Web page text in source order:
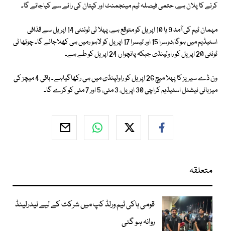
کرنے کا پلان ہے، حتمی فیصلہ ٹیم مینجمنٹ اور کپتان کی رائے سے کیاجائے گا۔
مہمان ٹیم کی آمد 9 یا 10 اپریل کو متوقع ہے، پہلا ٹی ٹوئنٹی 14 اپریل سے قذافی
اسٹیڈیم میں ہوگا،دوسرا 15 اور تیسرا 17 اپریل کو لاہو رمیں ہی کھلاجائے گا۔ چوتھا ٹی
ٹوئٹی 20 اپریل کو راولپنڈی جبکہ پانچواں 24 اپریل کو طے ہے۔
ون ڈے سیریز کا پہلا میچ 26 اپریل کو راولپنڈی میں ہی رکھاگیاہے۔ باقی 4 میچز کی
میزبانی نیشنل اسٹیڈیم کراچی 30 اپریل، 3 مئی، 5 اور 7 مئی کو کرے گا۔
متعلقہ
قومی ہاکی ٹیم ورلڈ کپ میں شرکت کے لیے نیدرلینڈ
روانہ ہو گئی